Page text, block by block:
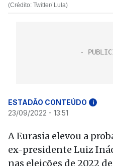
(Crédito: Twitter/ Lula)
ESTADÃO CONTEÚDO i
23/09/2022 - 13:51
A Eurasia elevou a
ex-presidente Luiz
nas eleições de 2022